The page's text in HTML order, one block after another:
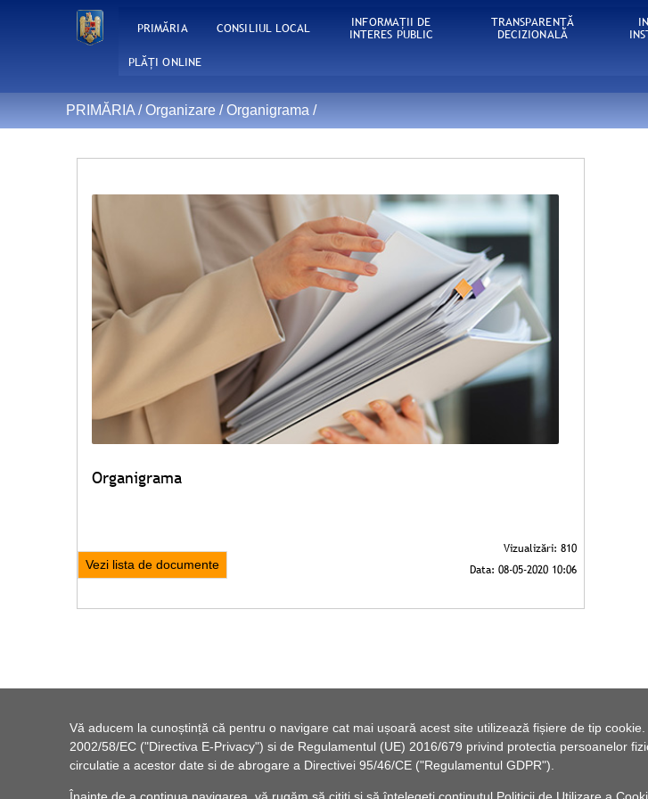
Vă aducem la cunoștință că pentru o navigare cat mai ușoară acest site utilizează fișiere de tip
2002/58/EC ("Directiva E-Privacy") si de Regulamentul (UE) 2016/679 privind protectia persoanelor
circulatie a acestor date si de abrogare a Directivei 95/46/CE ("Regulamentul GDPR").
PRIMĂRIA CONSILIUL LOCAL INFORMAŢII DE
INTERES PUBLIC
TRANSPARENȚĂ
DECIZIONALĂ
PLĂȚI ONLINE
PRIMĂRIA /Organizare /Organigrama /
Organigrama
Vezi lista de documente